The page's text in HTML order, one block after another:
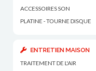
ACCESSOIRES SON
PLATINE - TOURNE DISQUE
ENTRETIEN MAISON
TRAITEMENT DE L'AIR